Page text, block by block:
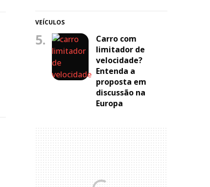
VEÍCULOS
5.
Carro com
limitador de
velocidade?
Entenda a
proposta em
discussão na
Europa